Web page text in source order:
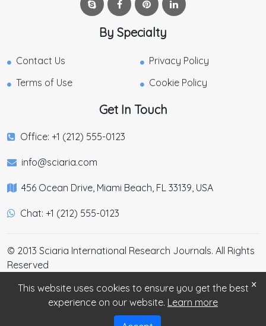
By Specialty
Contact Us
Privacy Policy
Terms of Use
Cookie Policy
Get In Touch
Office: +1 (212) 555-0123
info@sciaria.com
456 Ocean Drive, Miami Beach, FL 33139, USA
Chat: +1 (212) 555-0123
© 2013 Sciaria International Research Journals. All Rights
Reserved
×
This website uses cookies to ensure you get the best
experience on our website. Learn more